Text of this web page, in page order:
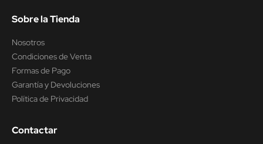
Sobre la Tienda
Nosotros
Condiciones de Venta
Formas de Pago
Garantía y Devoluciones
Política de Privacidad
Contactar